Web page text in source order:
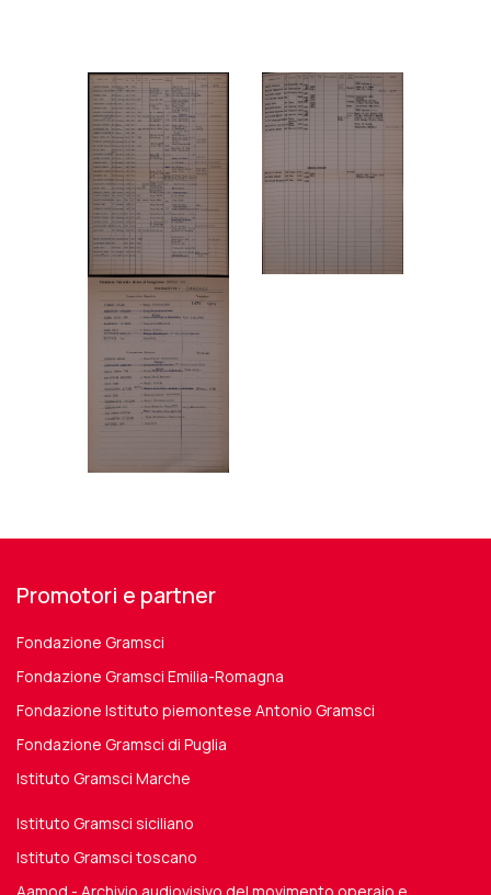
Promotori e partner
Fondazione Gramsci
Fondazione Gramsci Emilia-Romagna
Fondazione Istituto piemontese Antonio Gramsci
Fondazione Gramsci di Puglia
Istituto Gramsci Marche
Istituto Gramsci siciliano
Istituto Gramsci toscano